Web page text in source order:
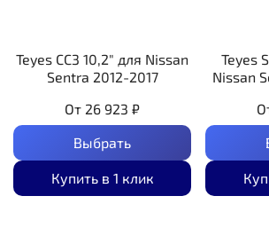
Teyes CC3 10,2" для Nissan
Sentra 2012-2017
От 26 923 ₽
Выбрать
Купить в 1 клик
Teyes
Nissan